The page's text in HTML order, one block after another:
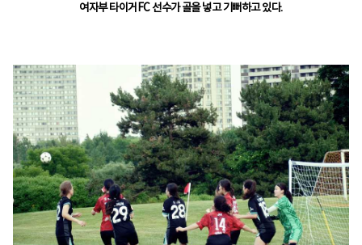
여자부 타이거FC 선수가 골을 넣고 기뻐하고 있다.